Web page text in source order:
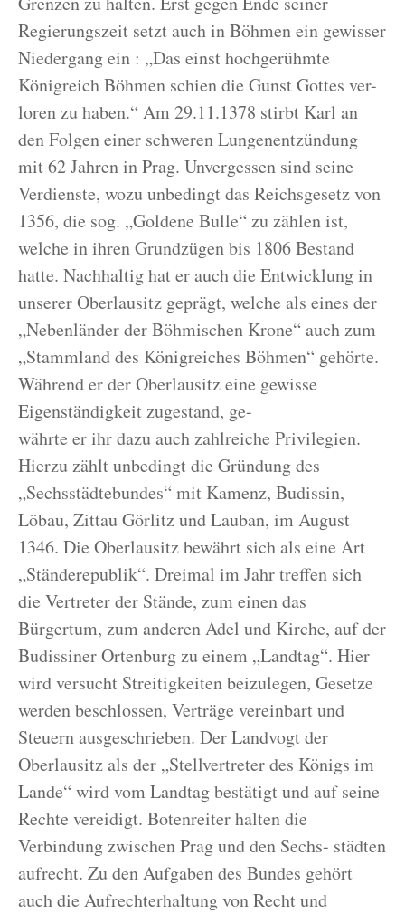
Regierungszeit setzt auch in Böhmen ein gewisser
Niedergang ein : „Das einst hochgerühmte
Königreich Böhmen schien die Gunst Gottes ver-
loren zu haben.“ Am 29.11.1378 stirbt Karl an
den Folgen einer schweren Lungenentzündung
mit 62 Jahren in Prag. Unvergessen sind seine
Verdienste, wozu unbedingt das Reichsgesetz von
1356, die sog. „Goldene Bulle“ zu zählen ist,
welche in ihren Grundzügen bis 1806 Bestand
hatte. Nachhaltig hat er auch die Entwicklung in
unserer Oberlausitz geprägt, welche als eines der
„Nebenländer der Böhmischen Krone“ auch zum
„Stammland des Königreiches Böhmen“ gehörte.
Während er der Oberlausitz eine gewisse
Eigenständigkeit zugestand, ge-
währte er ihr dazu auch zahlreiche Privilegien.
Hierzu zählt unbedingt die Gründung des
„Sechsstädtebundes“ mit Kamenz, Budissin,
Löbau, Zittau Görlitz und Lauban, im August
1346. Die Oberlausitz bewährt sich als eine Art
„Ständerepublik“. Dreimal im Jahr treffen sich
die Vertreter der Stände, zum einen das
Bürgertum, zum anderen Adel und Kirche, auf der
Budissiner Ortenburg zu einem „Landtag“. Hier
wird versucht Streitigkeiten beizulegen, Gesetze
werden beschlossen, Verträge vereinbart und
Steuern ausgeschrieben. Der Landvogt der
Oberlausitz als der „Stellvertreter des Königs im
Lande“ wird vom Landtag bestätigt und auf seine
Rechte vereidigt. Botenreiter halten die
Verbindung zwischen Prag und den Sechs- städten
aufrecht. Zu den Aufgaben des Bundes gehört
auch die Aufrechterhaltung von Recht und